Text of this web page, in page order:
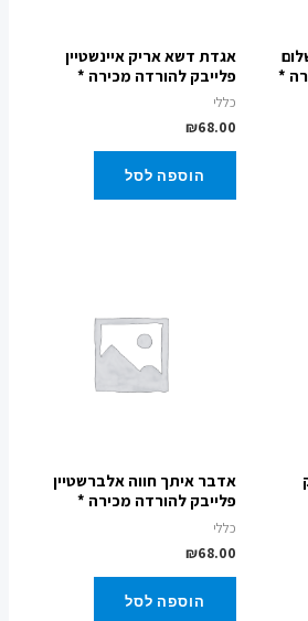
*
אגדת דשא אריק איינשטיין
פלייבק להורדה מכירה *
כללי
₪68.00
הוספה לסל
אדבר איתך חווה אלברשטיין
פלייבק להורדה מכירה *
כללי
₪68.00
הוספה לסל